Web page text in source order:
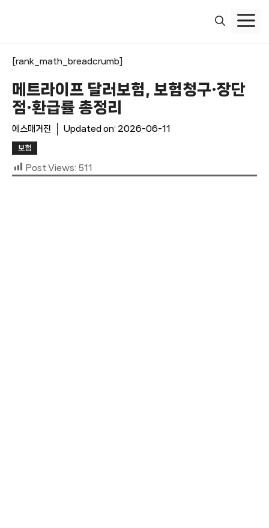
[rank_math_breadcrumb]
메트라이프 달러보험, 보험청구·장단
점·환급률 총정리
에스매거진 Updated on: 2026-06-11
보험
Post Views: 511